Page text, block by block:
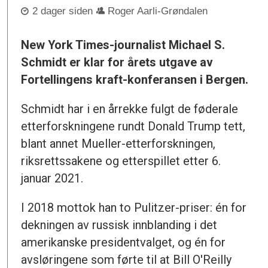
2 dager siden Roger Aarli-Grøndalen
New York Times-journalist Michael S.
Schmidt er klar for årets utgave av
Fortellingens kraft-konferansen i Bergen.
Schmidt har i en årrekke fulgt de føderale
etterforskningene rundt Donald Trump tett,
blant annet Mueller-etterforskningen,
riksrettssakene og etterspillet etter 6.
januar 2021.
I 2018 mottok han to Pulitzer-priser: én for
dekningen av russisk innblanding i det
amerikanske presidentvalget, og én for
avsløringene som førte til at Bill O'Reilly